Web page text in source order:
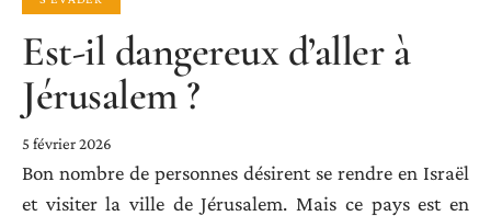
Est-il dangereux d’aller à
Jérusalem ?
5 février 2026
Bon nombre de personnes désirent se rendre en Israël
et visiter la ville de Jérusalem. Mais ce pays est en